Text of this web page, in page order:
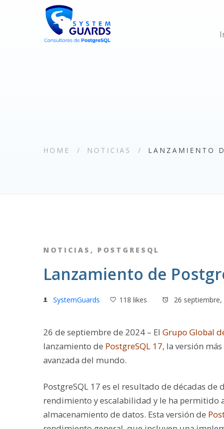
HOME NOTICIAS LANZAMIENTO
NOTICIAS , POSTGRESQL
Lanzamiento de
SystemGuards 118 likes 26 septiembre,
26 de septiembre de 2024 – El Grupo Global
lanzamiento de PostgreSQL 17, la versión
avanzada del mundo.
PostgreSQL 17 es el resultado de décadas
rendimiento y escalabilidad y le ha permitido
almacenamiento de datos. Esta versión de